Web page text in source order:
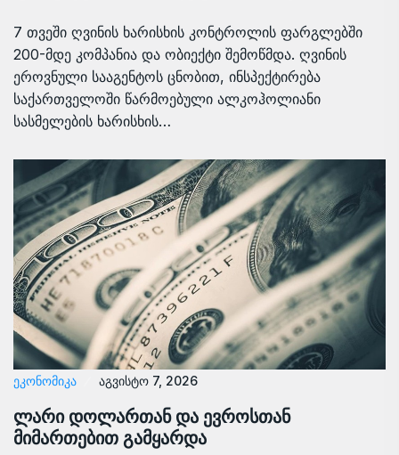
7 თვეში ღვინის ხარისხის კონტროლის ფარგლებში
200-მდე კომპანია და ობიექტი შემოწმდა. ღვინის
ეროვნული სააგენტოს ცნობით, ინსპექტირება
საქართველოში წარმოებული ალკოჰოლიანი
სასმელების ხარისხის…
ᲔᲙᲝᲜᲝᲛᲘᲙᲐ აგვისტო 7, 2026
ლარი დოლართან და ევროსთან
მიმართებით გამყარდა